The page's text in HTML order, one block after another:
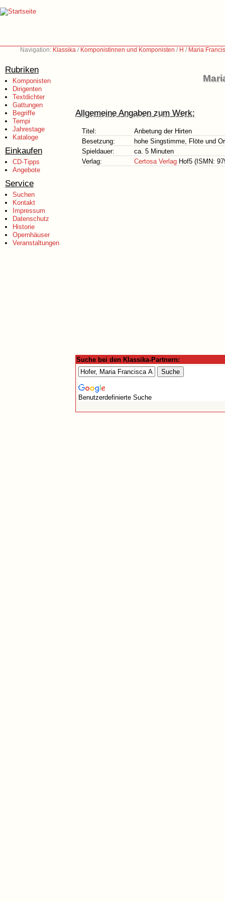
Navigation: Klassika / Komponistinnen und Komponisten / H / Maria
Rubriken
Komponisten
Dirigenten
Textdichter
Gattungen
Begriffe
Tempi
Jahrestage
Kataloge
Einkaufen
CD-Tipps
Angebote
Service
Suchen
Kontakt
Impressum
Datenschutz
Historie
Opernhäuser
Veranstaltungen
Allgemeine Angaben zum Werk:
Titel:
Anbetung der Hirten
Besetzung:
hohe Singstimme, Flöte und
Spieldauer:
ca. 5 Minuten
Verlag:
Certosa Verlag Hof5 (ISMN:
Suche bei den Klassika-Partnern:
Benutzerdefinierte Suche